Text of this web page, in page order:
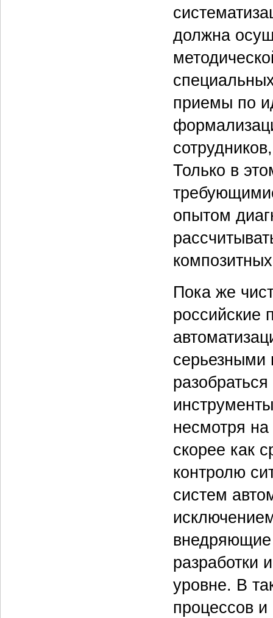
должна
приемы по
Только в
опытом
Пока же
российские
серьезными
несмотря
скорее как
контролю
систем
внедряющие
разработки
уровне. В
процессов